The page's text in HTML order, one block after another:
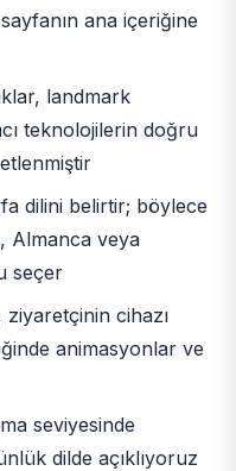
ana içeriğine
landmark
teknolojilerin doğru
dilini belirtir; böylece
Almanca veya
seçer
ziyaretçinin cihazı
animasyonlar ve
seviyesinde
dilde açıklıyoruz